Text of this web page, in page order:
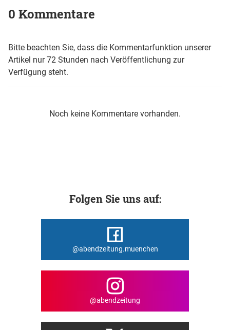
0 Kommentare
Bitte beachten Sie, dass die Kommentarfunktion unserer
Artikel nur 72 Stunden nach Veröffentlichung zur
Verfügung steht.
Noch keine Kommentare vorhanden.
Folgen Sie uns auf:
@abendzeitung.muenchen
@abendzeitung